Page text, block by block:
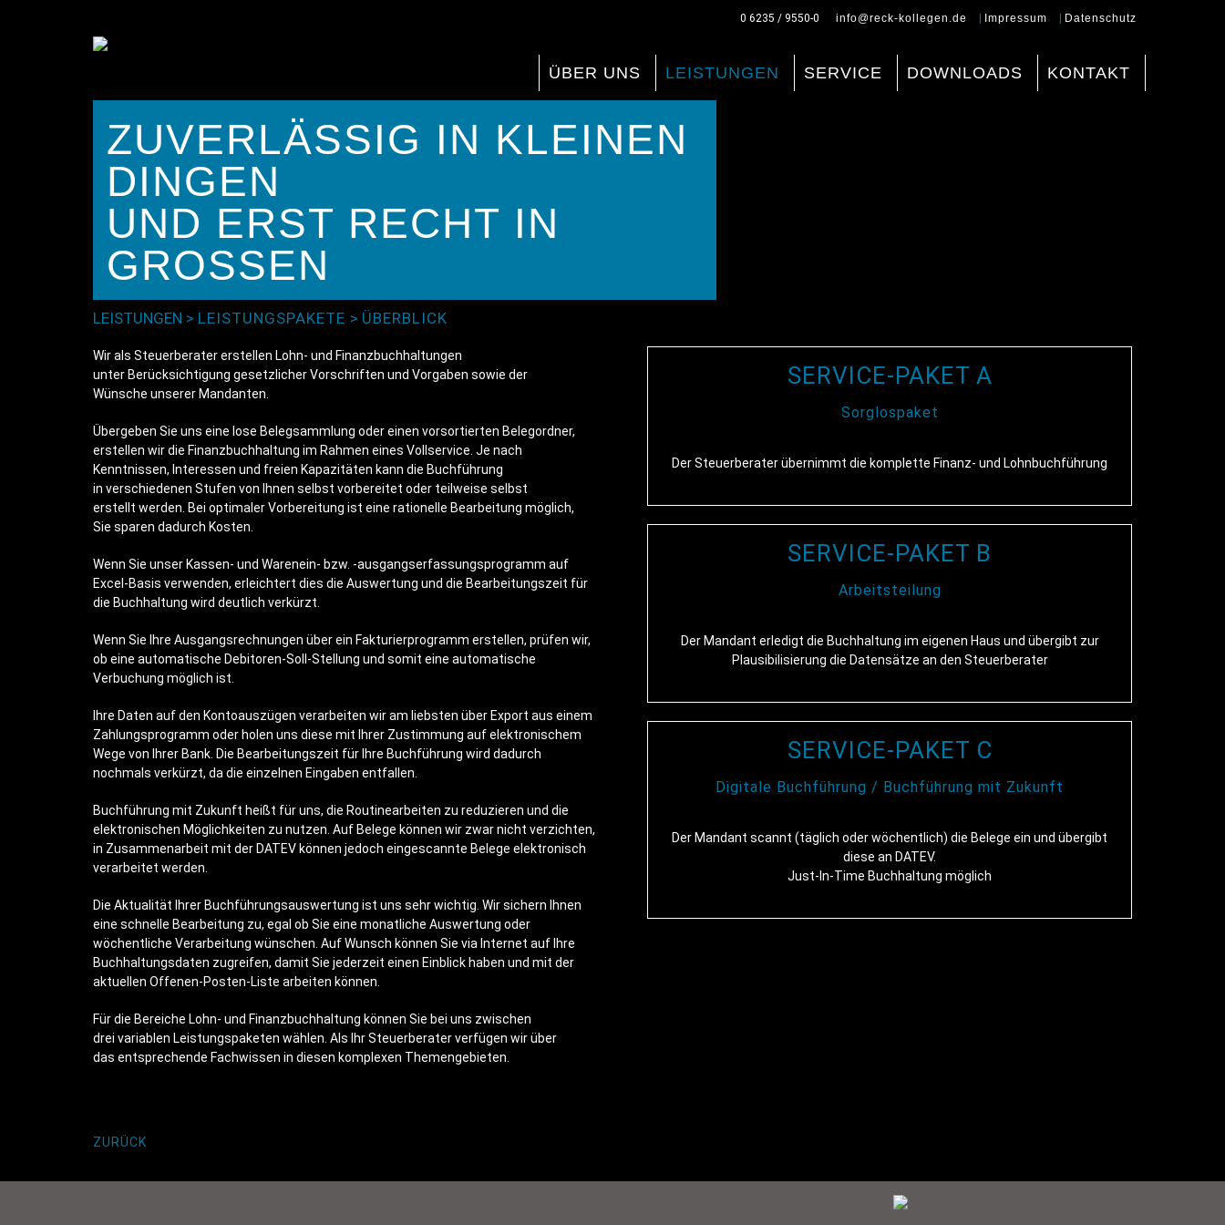
0 6235 / 9550-0 info@reck-kollegen.de Impressum Datenschutz
ÜBER UNS LEISTUNGEN SERVICE DOWNLOADS KONTAKT
ZUVERLÄSSIG IN KLEINEN
DINGEN
UND ERST RECHT IN
GROSSEN
LEISTUNGEN > LEISTUNGSPAKETE > ÜBERBLICK
Wir als Steuerberater erstellen Lohn- und Finanzbuchhaltungen
unter Berücksichtigung gesetzlicher Vorschriften und Vorgaben sowie der
Wünsche unserer Mandanten.
Übergeben Sie uns eine lose Belegsammlung oder einen vorsortierten Belegordner,
erstellen wir die Finanzbuchhaltung im Rahmen eines Vollservice. Je nach
Kenntnissen, Interessen und freien Kapazitäten kann die Buchführung
in verschiedenen Stufen von Ihnen selbst vorbereitet oder teilweise selbst
erstellt werden. Bei optimaler Vorbereitung ist eine rationelle Bearbeitung möglich,
Sie sparen dadurch Kosten.
Wenn Sie unser Kassen- und Warenein- bzw. -ausgangserfassungsprogramm auf
Excel-Basis verwenden, erleichtert dies die Auswertung und die Bearbeitungszeit für
die Buchhaltung wird deutlich verkürzt.
Wenn Sie Ihre Ausgangsrechnungen über ein Fakturierprogramm erstellen, prüfen wir,
ob eine automatische Debitoren-Soll-Stellung und somit eine automatische
Verbuchung möglich ist.
Ihre Daten auf den Kontoauszügen verarbeiten wir am liebsten über Export aus einem
Zahlungsprogramm oder holen uns diese mit Ihrer Zustimmung auf elektronischem
Wege von Ihrer Bank. Die Bearbeitungszeit für Ihre Buchführung wird dadurch
nochmals verkürzt, da die einzelnen Eingaben entfallen.
Buchführung mit Zukunft heißt für uns, die Routinearbeiten zu reduzieren und die
elektronischen Möglichkeiten zu nutzen. Auf Belege können wir zwar nicht verzichten,
in Zusammenarbeit mit der DATEV können jedoch eingescannte Belege elektronisch
verarbeitet werden.
Die Aktualität Ihrer Buchführungsauswertung ist uns sehr wichtig. Wir sichern Ihnen
eine schnelle Bearbeitung zu, egal ob Sie eine monatliche Auswertung oder
wöchentliche Verarbeitung wünschen. Auf Wunsch können Sie via Internet auf Ihre
Buchhaltungsdaten zugreifen, damit Sie jederzeit einen Einblick haben und mit der
aktuellen Offenen-Posten-Liste arbeiten können.
Für die Bereiche Lohn- und Finanzbuchhaltung können Sie bei uns zwischen
drei variablen Leistungspaketen wählen. Als Ihr Steuerberater verfügen wir über
das entsprechende Fachwissen in diesen komplexen Themengebieten.
SERVICE-PAKET A
Sorglospaket
Der Steuerberater übernimmt die komplette Finanz- und Lohnbuchführung
SERVICE-PAKET B
Arbeitsteilung
Der Mandant erledigt die Buchhaltung im eigenen Haus und übergibt zur
Plausibilisierung die Datensätze an den Steuerberater
SERVICE-PAKET C
Digitale Buchführung / Buchführung mit Zukunft
Der Mandant scannt (täglich oder wöchentlich) die Belege ein und übergibt
diese an DATEV.
Just-In-Time Buchhaltung möglich
ZURÜCK